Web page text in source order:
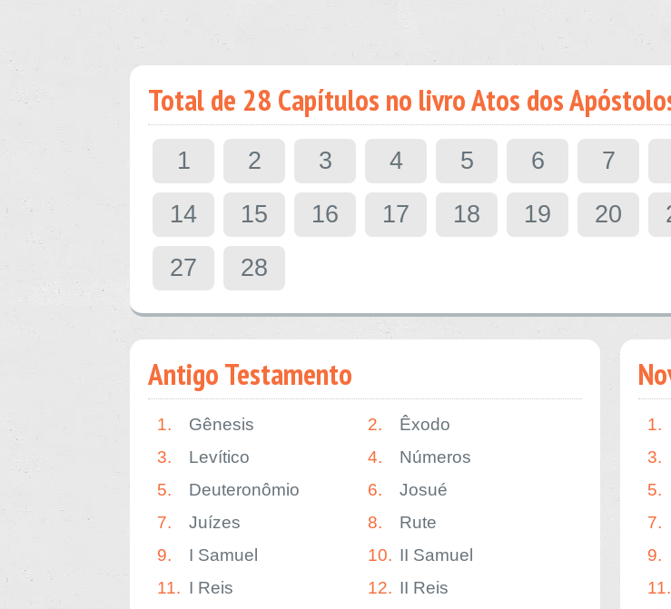
Total de 28 Capítulos no livro Atos dos
1 2 3 4 5 6 7
14
15 16 17 18 19 20
27
28
Antigo Testamento
1. Gênesis 2.
Êxodo
3.
Levítico 4.
Números
5.
Deuteronômio 6.
Josué
7.
Juízes 8.
Rute
9.
I Samuel 10. II Samuel
11. I Reis 12. II Reis
1.
3.
5.
7.
9.
11.